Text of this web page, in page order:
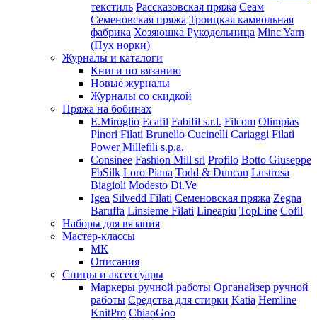
текстиль Рассказовская пряжа Сеам
Семеновская пряжа Троицкая камвольная
фабрика Хозяюшка Рукодельница Minc Yarn
(Пух норки)
Журналы и каталоги
Книги по вязанию
Новые журналы
Журналы со скидкой
Пряжа на бобинах
E.Miroglio Ecafil Fabifil s.r.l. Filcom Olimpias
Pinori Filati Brunello Cucinelli Cariaggi Filati
Power Millefili s.p.a.
Consinee Fashion Mill srl Profilo Botto Giuseppe
FbSilk Loro Piana Todd & Duncan Lustrosa
Biagioli Modesto Di.Ve
Igea Silvedd Filati Семеновская пряжа Zegna
Baruffa Linsieme Filati Lineapiu TopLine Cofil
Наборы для вязания
Мастер-классы
МК
Описания
Спицы и аксессуары
Маркеры ручной работы Органайзер ручной
работы Средства для стирки Katia Hemline
KnitPro ChiaoGoo